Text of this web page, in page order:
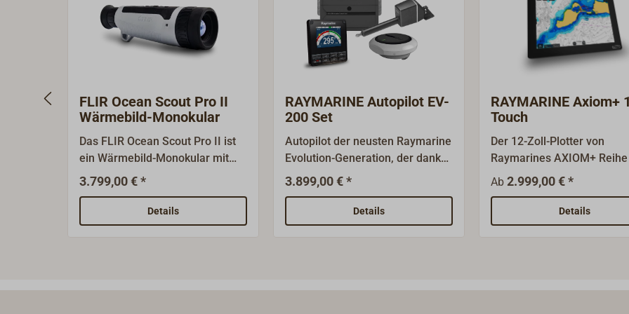
FLIR Ocean Scout Pro II
Wärmebild-Monokular
Das FLIR Ocean Scout Pro II ist
ein Wärmebild-Monokular mit
über einer Kilometer Reichweite
und wurde speziell für den
Einsatz von Behörden sowie
Such- und Rettungsteams
3.799,00 € *
Details
RAYMARINE Autopilot EV-
200 Set
Autopilot der neusten Raymarine
Evolution-Generation, der dank
fortgeschrittener Kompass-,
Lage- und
Beschleunigungssenoren noch
genauer steuert und Seegangs-
3.899,00 € *
Details
RAYMARINE Axiom+
Touch
Der 12-Zoll-Plotter von
Raymarines AXIOM+
ein leistungsfähiger,
GPS-Kartenplotter, der ganz
einfach über ein Touch-
bedient wird. Letzteres ist
Ab 2.999,00 € *
Details